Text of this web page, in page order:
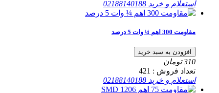
استعلام و خرید 02188140188
مقاومت 300 اهم ¼ وات 5 درصد
افزودن به سبد خرید
310 تومان
تعداد فروش : 421
استعلام و خرید 02188140188